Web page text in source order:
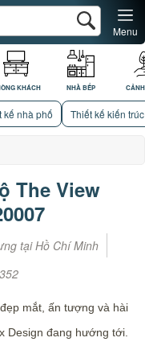
KHÁCH NHÀ BẾP
Menu
kế nhà phố Thiết kế kiến trúc
The View
tại Hồ Chí Minh
mắt, ấn tượng và hài
Design đang hướng tới.